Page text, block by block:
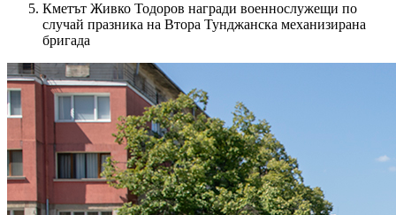
Кметът Живко Тодоров награди военнослужещи по
случай празника на Втора Тунджанска механизирана
бригада